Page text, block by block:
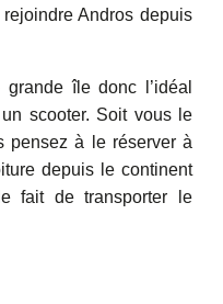
Andros depuis
île donc l’idéal
scooter. Soit vous le
pensez à le réserver à
depuis le continent
fait de transporter le